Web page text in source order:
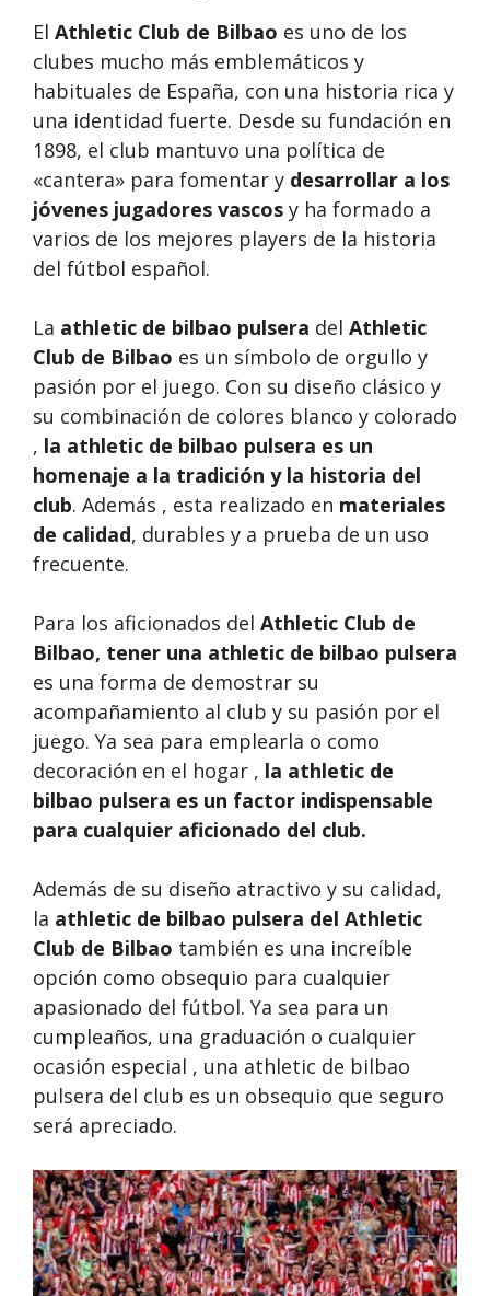
El Athletic Club de Bilbao es uno de los
clubes mucho más emblemáticos y
habituales de España, con una historia rica y
una identidad fuerte. Desde su fundación en
1898, el club mantuvo una política de
«cantera» para fomentar y desarrollar a los
jóvenes jugadores vascos y ha formado a
varios de los mejores players de la historia
del fútbol español.
La athletic de bilbao pulsera del Athletic
Club de Bilbao es un símbolo de orgullo y
pasión por el juego. Con su diseño clásico y
su combinación de colores blanco y colorado
, la athletic de bilbao pulsera es un
homenaje a la tradición y la historia del
club. Además , esta realizado en materiales
de calidad, durables y a prueba de un uso
frecuente.
Para los aficionados del Athletic Club de
Bilbao, tener una athletic de bilbao pulsera
es una forma de demostrar su
acompañamiento al club y su pasión por el
juego. Ya sea para emplearla o como
decoración en el hogar , la athletic de
bilbao pulsera es un factor indispensable
para cualquier aficionado del club.
Además de su diseño atractivo y su calidad,
la athletic de bilbao pulsera del Athletic
Club de Bilbao también es una increíble
opción como obsequio para cualquier
apasionado del fútbol. Ya sea para un
cumpleaños, una graduación o cualquier
ocasión especial , una athletic de bilbao
pulsera del club es un obsequio que seguro
será apreciado.